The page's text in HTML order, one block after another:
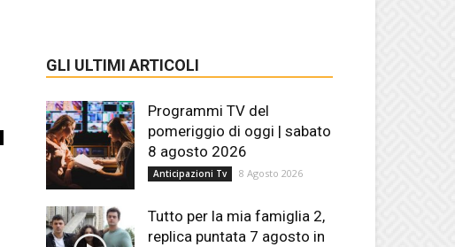
GLI ULTIMI ARTICOLI
Programmi TV del
pomeriggio di oggi | sabato
8 agosto 2026
Anticipazioni Tv 8 Agosto 2026
Tutto per la mia famiglia 2,
replica puntata 7 agosto in